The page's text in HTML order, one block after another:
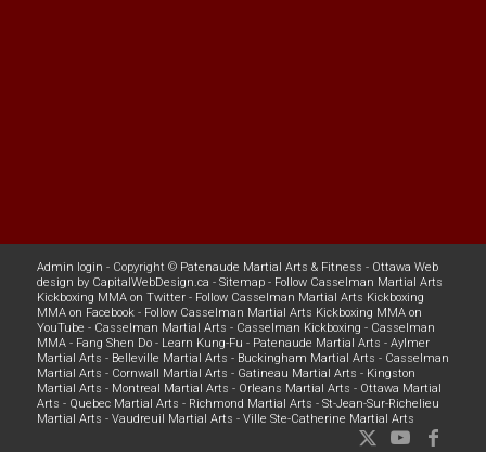
Admin login - Copyright © Patenaude Martial Arts & Fitness - Ottawa Web
design by CapitalWebDesign.ca - Sitemap- Follow Casselman Martial Arts
Kickboxing MMA on Twitter- Follow Casselman Martial Arts Kickboxing
MMA on Facebook- Follow Casselman Martial Arts Kickboxing MMA on
YouTube - Casselman Martial Arts - Casselman Kickboxing - Casselman
MMA- Fang Shen Do- Learn Kung-Fu - Patenaude Martial Arts - Aylmer
Martial Arts - Belleville Martial Arts - Buckingham Martial Arts - Casselman
Martial Arts - Cornwall Martial Arts - Gatineau Martial Arts - Kingston
Martial Arts - Montreal Martial Arts - Orleans Martial Arts - Ottawa Martial
Arts - Quebec Martial Arts - Richmond Martial Arts - St-Jean-Sur-Richelieu
Martial Arts - Vaudreuil Martial Arts - Ville Ste-Catherine Martial Arts